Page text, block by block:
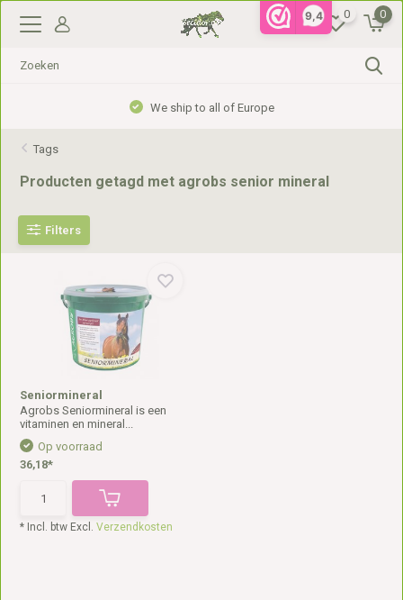
9,4 0 0
We ship to all of Europe
Tags
Producten getagd met agrobs senior mineral
Filters
Seniormineral
Agrobs Seniormineral is een
vitaminen en mineral...
Op voorraad
36,18*
* Incl. btw Excl.Verzendkosten